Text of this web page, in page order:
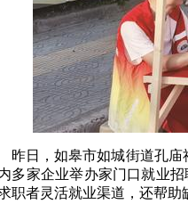
昨日，如皋市如城街道孔
多家企业举办家门口就业
职者灵活就业渠道，还帮助